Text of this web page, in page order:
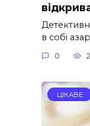
в собі
0
ЦІКАВЕ